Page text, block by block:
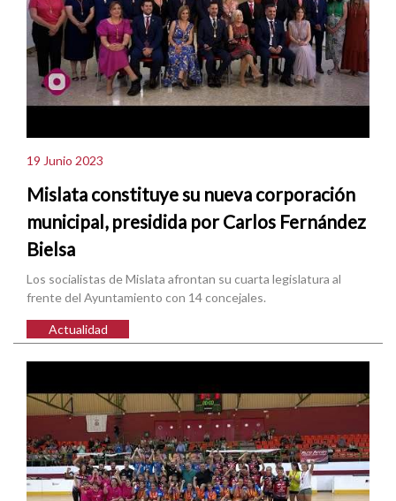
19 Junio 2023
Mislata constituye su nueva corporación
municipal, presidida por Carlos Fernández
Bielsa
Los socialistas de Mislata afrontan su cuarta legislatura al
frente del Ayuntamiento con 14 concejales.
Actualidad